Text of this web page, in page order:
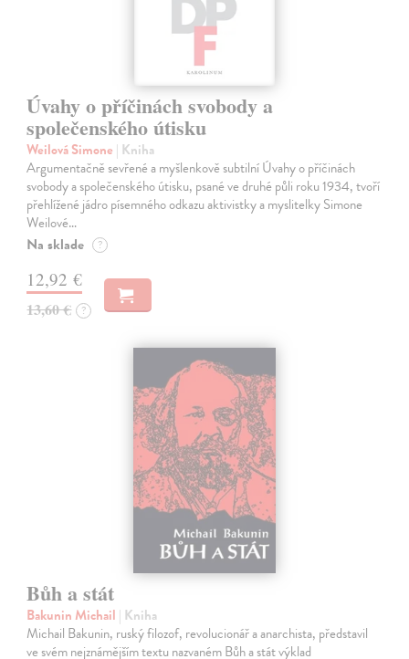
Úvahy o příčinách svobody a
společenského útisku
Weilová Simone | Kniha
Argumentačně sevřené a myšlenkově subtilní Úvahy o příčinách
svobody a společenského útisku, psané ve druhé půli roku 1934, tvoří
přehlížené jádro písemného odkazu aktivistky a myslitelky Simone
Weilové…
Na sklade ?
12,92 €
13,60 € ?
Bůh a stát
Bakunin Michail | Kniha
Michail Bakunin, ruský filozof, revolucionář a anarchista, představil
ve svém nejznámějším textu nazvaném Bůh a stát výklad